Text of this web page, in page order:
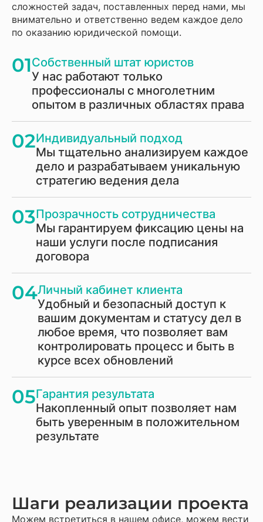
сложностей задач, поставленных перед нами, мы
внимательно и ответственно ведем каждое дело
по оказанию юридической помощи.
01Собственный штат юристов
У нас работают только
профессионалы с многолетним
опытом в различных областях права
02Индивидуальный подход
Мы тщательно анализируем каждое
дело и разрабатываем уникальную
стратегию ведения дела
03Прозрачность сотрудничества
Мы гарантируем фиксацию цены на
наши услуги после подписания
договора
04Личный кабинет клиента
Удобный и безопасный доступ к
вашим документам и статусу дел в
любое время, что позволяет вам
контролировать процесс и быть в
курсе всех обновлений
05Гарантия результата
Накопленный опыт позволяет нам
быть уверенным в положительном
результате
Шаги реализации проекта
Можем встретиться в нашем офисе, можем вести